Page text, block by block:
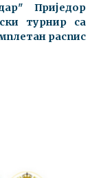
Приједор
турнир са
распис